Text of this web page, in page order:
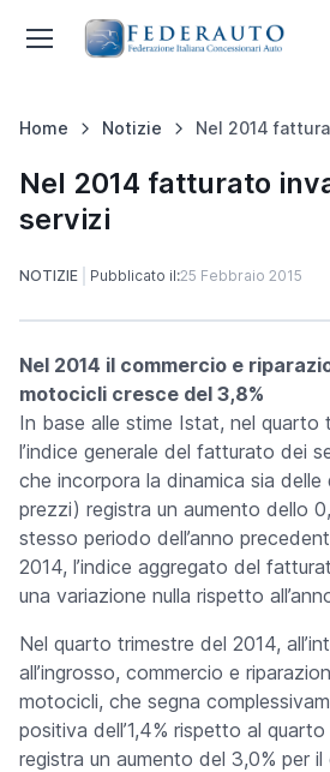
Home Notizie
Nel 2014 fatturato
servizi
NOTIZIE Pubblicato il:25 Febbraio 2015
Nel 2014 il commercio e
motocicli cresce del 3,8%
In base alle stime Istat, nel quarto
l’indice generale del fatturato dei
che incorpora la dinamica sia delle
prezzi) registra un aumento dello
stesso periodo dell’anno
2014, l’indice aggregato del
una variazione nulla rispetto
Nel quarto trimestre del 2014,
all’ingrosso, commercio e
motocicli, che segna
positiva dell’1,4% rispetto al
registra un aumento del 3,0% per